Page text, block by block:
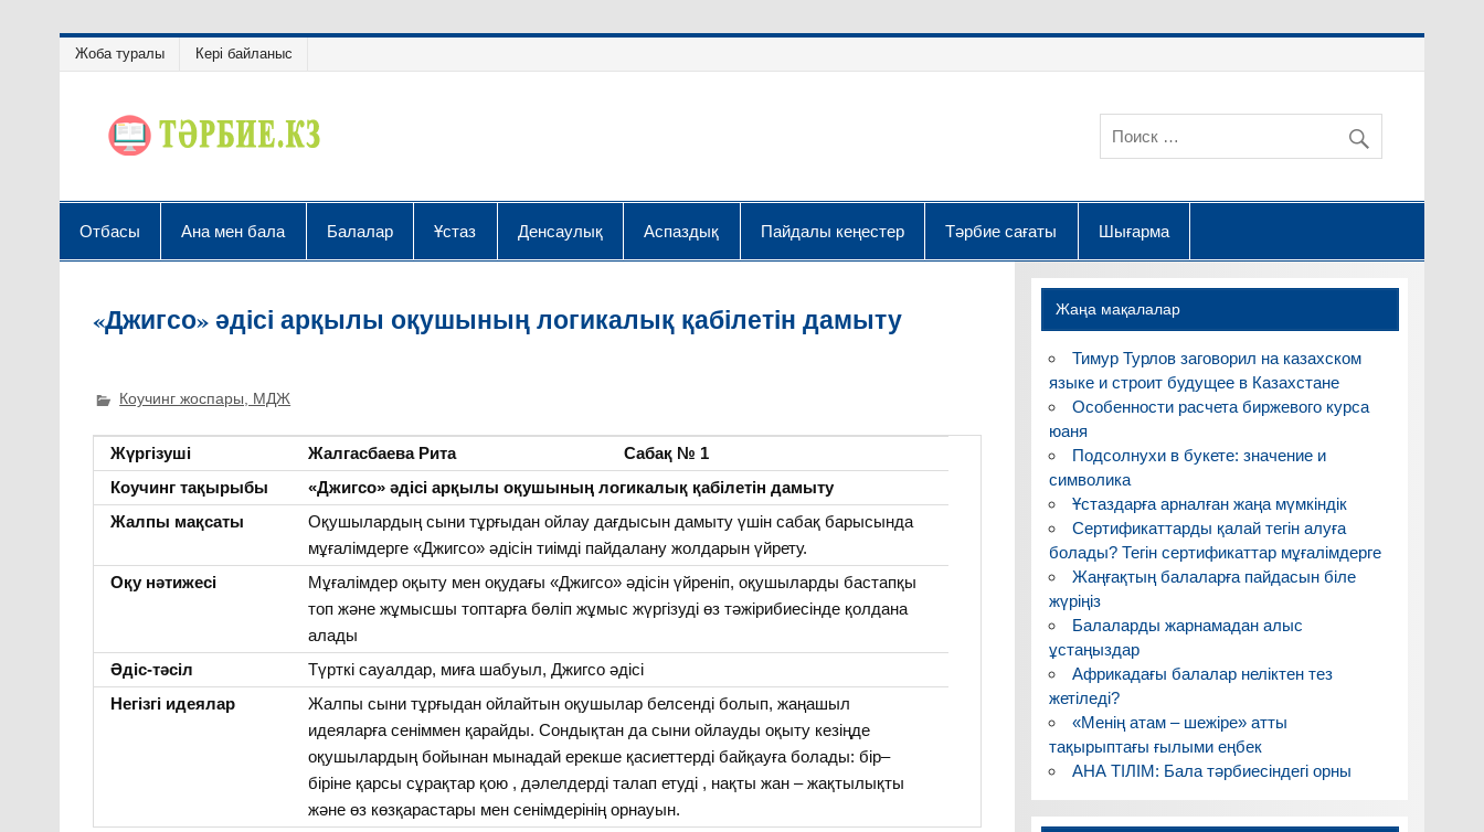
Жоба туралы Кері байланыс
Отбасы Ана мен бала Балалар Ұстаз Денсаулық Аспаздық Пайдалы кеңестер Тәрбие сағаты Шығарма
«Джигсо» әдісі арқылы оқушының логикалық қабілетін дамыту
Коучинг жоспары, МДЖ
Жүргізуші Жалгасбаева Рита Сабақ № 1
Коучинг тақырыбы
«Джигсо» әдісі арқылы оқушының логикалық қабілетін дамыту
Жалпы мақсаты
Оқушылардың сыни тұрғыдан ойлау дағдысын дамыту үшін сабақ барысында
мұғалімдерге «Джигсо» әдісін тиімді пайдалану жолдарын үйрету.
Оқу нәтижесі
Мұғалімдер оқыту мен оқудағы «Джигсо» әдісін үйреніп, оқушыларды бастапқы
топ және жұмысшы топтарға бөліп жұмыс жүргізуді өз тәжірибиесінде қолдана
алады
Әдіс-тәсіл
Түрткі сауалдар, миға шабуыл, Джигсо әдісі
Негізгі идеялар
Жалпы сыни тұрғыдан ойлайтын оқушылар белсенді болып, жаңашыл
идеяларға сеніммен қарайды. Сондықтан да сыни ойлауды оқыту кезіңде
оқушылардың бойынан мынадай ерекше қасиеттерді байқауға болады: бір–
біріне қарсы сұрақтар қою , дәлелдерді талап етуді , нақты жан – жақтылықты
және өз көзқарастары мен сенімдерінің орнауын.
Жаңа мақалалар
Тимур Турлов заговорил на казахском
языке и строит будущее в Казахстане
Особенности расчета биржевого курса
юаня
Подсолнухи в букете: значение и
символика
Ұстаздарға арналған жаңа мүмкіндік
Сертификаттарды қалай тегін алуға
болады? Тегін сертификаттар мұғалімдерге
Жаңғақтың балаларға пайдасын біле
жүріңіз
Балаларды жарнамадан алыс
ұстаңыздар
Африкадағы балалар неліктен тез
жетіледі?
«Менің атам – шежіре» атты
тақырыптағы ғылыми еңбек
АНА ТІЛІМ: Бала тәрбиесіндегі орны